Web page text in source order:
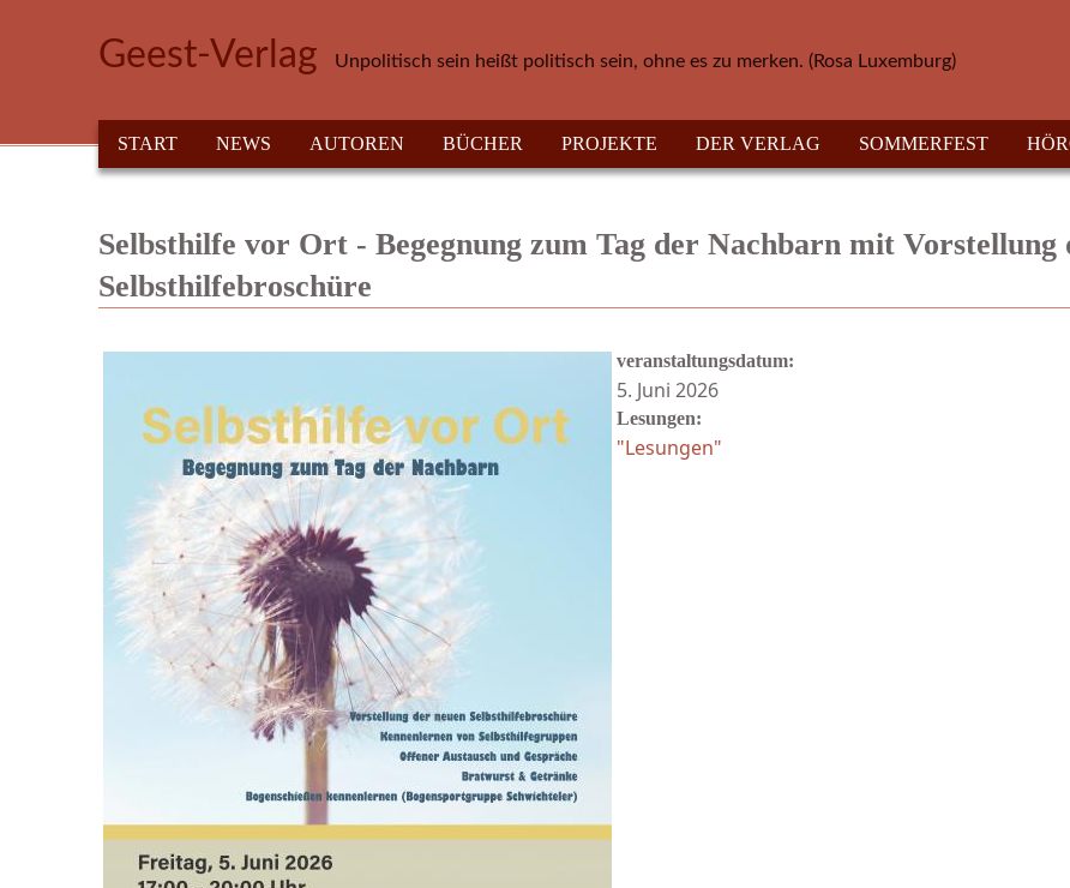
Geest-Verlag Unpolitisch sein heißt politisch sein, ohne es zu merken. (Rosa Luxemburg)
HAUPTMENÜ
START NEWS AUTOREN BÜCHER PROJEKTE DER VERLAG SOMMERFEST
Selbsthilfe vor Ort - Begegnung zum Tag der Nachbarn mit Vorstellung
Selbsthilfebroschüre
veranstaltungsdatum:
5. Juni 2026
Lesungen:
"Lesungen"